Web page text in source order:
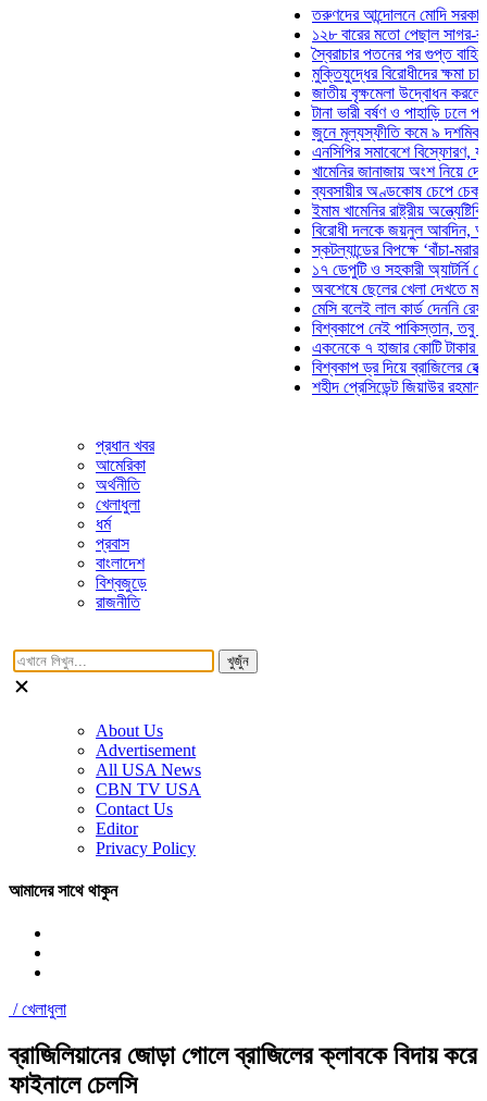
তরুণদের আন্দোলনে মোদি সরকার দুর্বল
১২৮ বারের মতো পেছাল সাগর-রুনি
স্বৈরাচার পতনের পর গুপ্ত বাহিনীর
মুক্তিযুদ্ধের বিরোধীদের ক্ষমা চাইতে
জাতীয় বৃক্ষমেলা উদ্বোধন করলেন
টানা ভারী বর্ষণ ও পাহাড়ি ঢলে পানিবন্দি
জুনে মূল্যস্ফীতি কমে ৯ দশমিক ১৬
এনসিপির সমাবেশে বিস্ফোরণ,
খামেনির জানাজায় অংশ নিয়ে দেশে
ব্যবসায়ীর অণ্ডকোষ চেপে চেক-
ইমাম খামেনির রাষ্ট্রীয়
বিরোধী দলকে জয়নুল আবদিন,
স্কটল্যান্ডের বিপক্ষে ‘বাঁচা-মরার
১৭ ডেপুটি ও সহকারী অ্যাটর্নি
অবশেষে ছেলের খেলা দেখতে মাঠে
মেসি বলেই লাল কার্ড দেননি রেফারি!
বিশ্বকাপে নেই পাকিস্তান, তবু
একনেকে ৭ হাজার কোটি টাকার ৫
বিশ্বকাপ ড্র দিয়ে ব্রাজিলের হেক্সা
শহীদ প্রেসিডেন্ট জিয়াউর রহমান
প্রধান খবর
আমেরিকা
অর্থনীতি
খেলাধুলা
ধর্ম
প্রবাস
বাংলাদেশ
বিশ্বজুড়ে
রাজনীতি
খুজুঁন
About Us
Advertisement
All USA News
CBN TV USA
Contact Us
Editor
Privacy Policy
আমাদের সাথে থাকুন
/খেলাধুলা
ব্রাজিলিয়ানের জোড়া গোলে ব্রাজিলের ক্লাবকে বিদায় করে
ফাইনালে চেলসি